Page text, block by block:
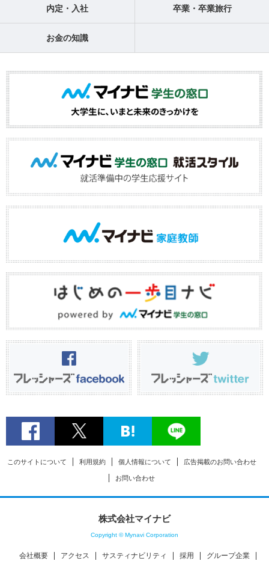
内定・入社 卒業・卒業旅行
お金の知識
このサイトについて 利用規約 個人情報について 広告掲載のお問い合わせ
お問い合わせ
株式会社マイナビ
Copyright © Mynavi Corporation
会社概要 アクセス サスティナビリティ 採用 グループ企業